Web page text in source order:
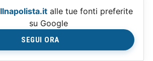
Ilnapolista.it alle tue fonti preferite
su Google
SEGUI ORA